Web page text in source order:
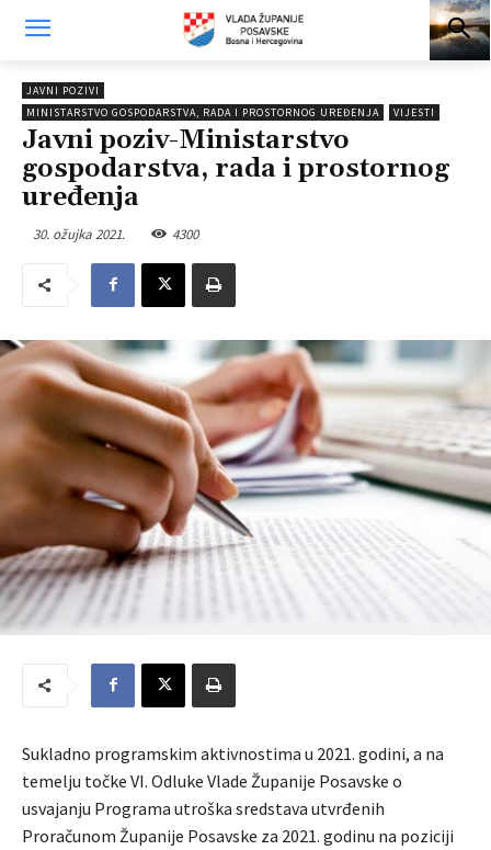
JAVNI POZIVI
MINISTARSTVO GOSPODARSTVA, RADA I PROSTORNOG UREĐENJA
VIJESTI
Javni poziv-Ministarstvo
gospodarstva, rada i prostornog
uređenja
30. ožujka 2021. 4300
Sukladno programskim aktivnostima u 2021. godini, a na
temelju točke VI. Odluke Vlade Županije Posavske o
usvajanju Programa utroška sredstava utvrđenih
Proračunom Županije Posavske za 2021. godinu na poziciji